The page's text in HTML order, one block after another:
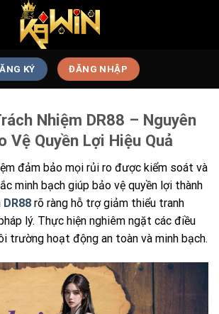
KÝ ĐĂNG NHẬP
Nhiệm DR88 – Nguyên
Vệ Quyền Lợi Hiệu Quả
đảm bảo mọi rủi ro được kiểm soát và
minh bạch giúp bảo vệ quyền lợi thành
DR88 rõ ràng hỗ trợ giảm thiểu tranh
lý. Thực hiện nghiêm ngặt các điều
trường hoạt động an toàn và minh bạch.